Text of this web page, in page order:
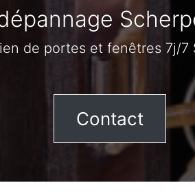
de portes et fenêtres 7j/7
Contact